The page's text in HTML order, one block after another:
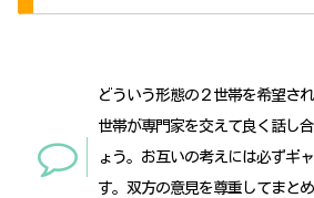
どういう形態の２世帯を希望さ
世帯が専門家を交えて良く話し
ょう。お互いの考えには必ずギ
す。双方の意見を尊重してまと